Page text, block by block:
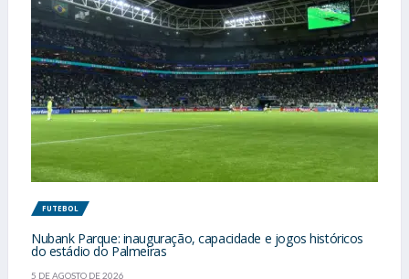
FUTEBOL
Nubank Parque: inauguração, capacidade e jogos históricos
do estádio do Palmeiras
5 DE AGOSTO DE 2026